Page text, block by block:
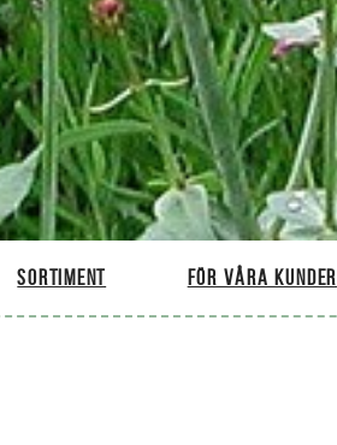
Sortiment För våra kunder